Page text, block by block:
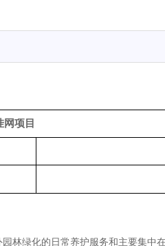
网项目
林绿化的日常养护服务和主要集中